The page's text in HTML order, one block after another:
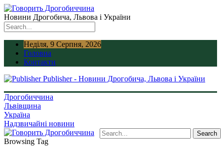
Новини Дрогобича, Львова і України
Неділя, 9 Серпня, 2026
Головна
Контакти
Publisher - Новини Дрогобича, Львова і України
Дрогобиччина
Львівщина
Україна
Надзвичайні новини
Browsing Tag